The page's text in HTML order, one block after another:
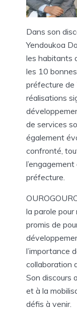
Dans son
Yendoukoa
les habitants
les 10
préfecture de
réalisations
de services
également
confronté,
préfecture.
la parole
promis de
l’importance
collaboration
Son discours
et à la
défis à venir.